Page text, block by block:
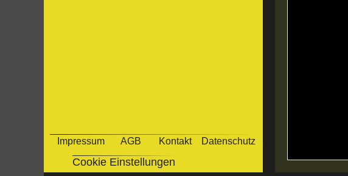
Impressum AGB Kontakt Datenschutz
Cookie Einstellungen